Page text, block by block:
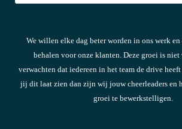
We willen elke dag beter worden in ons werk en
behalen voor onze klanten. Deze groei is
verwachten dat iedereen in het team de drive
jij dit laat zien dan zijn wij jouw cheerleaders en
groei te bewerkstelligen.